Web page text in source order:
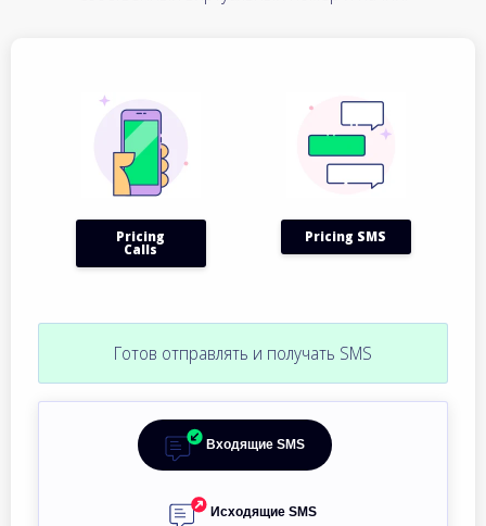
Pricing
Calls
Pricing SMS
Готов отправлять и получать SMS
Входящие SMS
Исходящие SMS